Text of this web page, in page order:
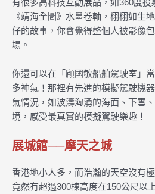
《靖海全圖》水墨卷軸，栩栩如生
仔的故事，你會覺得整個人被影像
場。
你還可以在「顧國敏船舶駕駛室」
多神氣！那裡有先進的模擬駕駛機
氣情況，如波濤洶湧的海面、下雪
境，感受最真實的模擬駕駛樂趣！
展城館──摩天之城
香港地小人多，而浩瀚的天空沒有
竟然有超過300棟高度在150公尺以